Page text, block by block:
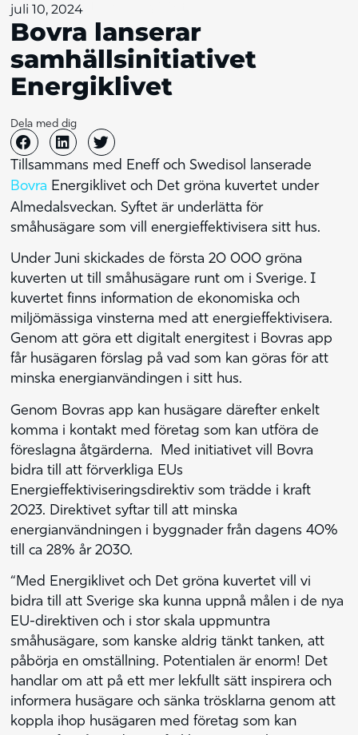
juli 10, 2024
Bovra lanserar
samhällsinitiativet
Energiklivet
Dela med dig
Tillsammans med Eneff och Swedisol lanserade
Bovra Energiklivet och Det gröna kuvertet under
Almedalsveckan. Syftet är underlätta för
småhusägare som vill energieffektivisera sitt hus.
Under Juni skickades de första 20 000 gröna
kuverten ut till småhusägare runt om i Sverige. I
kuvertet finns information de ekonomiska och
miljömässiga vinsterna med att energieffektivisera.
Genom att göra ett digitalt energitest i Bovras app
får husägaren förslag på vad som kan göras för att
minska energianvändingen i sitt hus.
Genom Bovras app kan husägare därefter enkelt
komma i kontakt med företag som kan utföra de
föreslagna åtgärderna. Med initiativet vill Bovra
bidra till att förverkliga EUs
Energieffektiviseringsdirektiv som trädde i kraft
2023. Direktivet syftar till att minska
energianvändningen i byggnader från dagens 40%
till ca 28% år 2030.
“Med Energiklivet och Det gröna kuvertet vill vi
bidra till att Sverige ska kunna uppnå målen i de nya
EU-direktiven och i stor skala uppmuntra
småhusägare, som kanske aldrig tänkt tanken, att
påbörja en omställning. Potentialen är enorm! Det
handlar om att på ett mer lekfullt sätt inspirera och
informera husägare och sänka trösklarna genom att
koppla ihop husägaren med företag som kan